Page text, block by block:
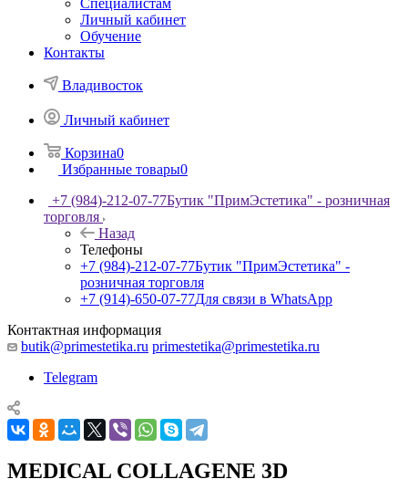
Специалистам
Личный кабинет
Обучение
Контакты
Владивосток
Личный кабинет
Корзина0
Избранные товары0
+7 (984)-212-07-77Бутик "ПримЭстетика" - розничная
торговля
Назад
Телефоны
+7 (984)-212-07-77Бутик "ПримЭстетика" -
розничная торговля
+7 (914)-650-07-77Для связи в WhatsApp
Контактная информация
butik@primestetika.ru primestetika@primestetika.ru
Telegram
MEDICAL COLLAGENE 3D